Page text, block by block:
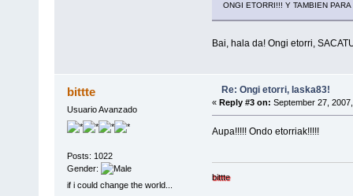
ONGI ETORRI!!! Y TAMBIEN
Bai, hala da! Ongi etorri,
bittte
Usuario Avanzado
Posts: 1022
Gender:
if i could change the world...
Re: Ongi etorri, laska83!
« Reply #3 on: September 27,
Aupa!!!!! Ondo etorriak!!!!!
bittte